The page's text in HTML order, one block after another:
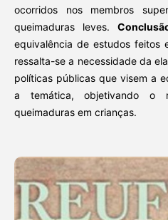
ocorridos nos membros
queimaduras leves.
equivalência de estudos feitos
ressalta-se a necessidade da
políticas públicas que visem a
a temática, objetivando o
queimaduras em crianças.